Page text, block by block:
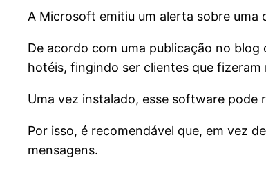
A Microsoft emitiu um alerta sobre uma
De acordo com uma publicação no
hotéis, fingindo ser clientes que
Uma vez instalado, esse software pode
Por isso, é recomendável que, em vez
mensagens.